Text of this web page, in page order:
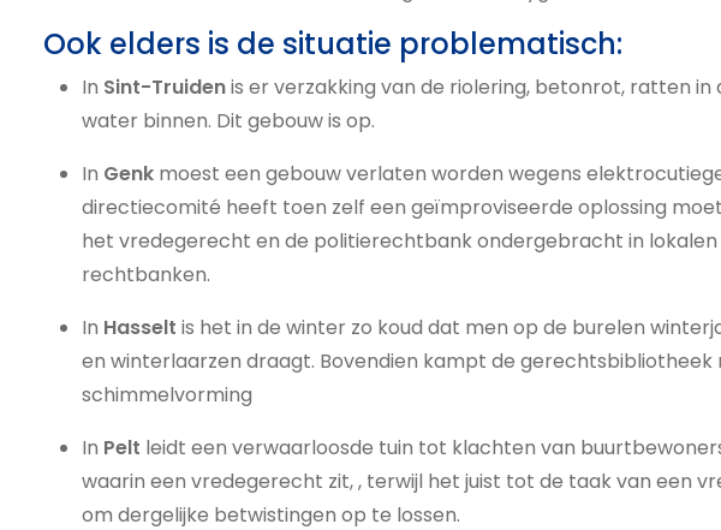
Ook elders is de situatie problematisch:
In Sint-Truidenis er verzakking van de riolering, betonrot, ratten in
water binnen. Dit gebouw is op.
In Genk moest een gebouw verlaten worden wegens
directiecomité heeft toen zelf een geïmproviseerde oplossing
het vredegerecht en de politierechtbank ondergebracht in lokalen
rechtbanken.
In Hasselt is het in de winter zo koud dat men op de burelen
en winterlaarzen draagt. Bovendien kampt de
schimmelvorming
In Pelt leidt een verwaarloosde tuin tot klachten van
waarin een vredegerecht zit, , terwijl het juist tot de taak van een
om dergelijke betwistingen op te lossen.